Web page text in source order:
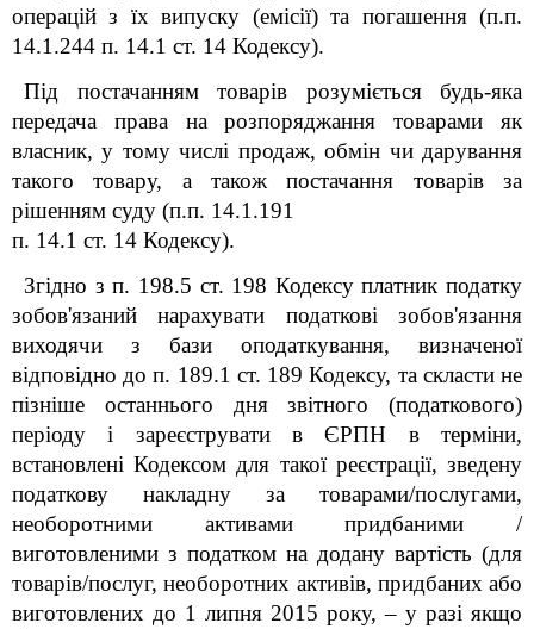
операцій з їх випуску (емісії) та погашення (п.п.
14.1.244 п. 14.1 ст. 14 Кодексу).
Під постачанням товарів розуміється будь-яка
передача права на розпоряджання товарами як
власник, у тому числі продаж, обмін чи дарування
такого товару, а також постачання товарів за
рішенням суду (п.п. 14.1.191
п. 14.1 ст. 14 Кодексу).
Згідно з п. 198.5 ст. 198 Кодексу платник податку
зобов'язаний нарахувати податкові зобов'язання
виходячи з бази оподаткування, визначеної
відповідно до п. 189.1 ст. 189 Кодексу, та скласти не
пізніше останнього дня звітного (податкового)
періоду і зареєструвати в ЄРПН в терміни,
встановлені Кодексом для такої реєстрації, зведену
податкову накладну за товарами/послугами,
необоротними активами придбаними /
виготовленими з податком на додану вартість (для
товарів/послуг, необоротних активів, придбаних або
виготовлених до 1 липня 2015 року, – у разі якщо